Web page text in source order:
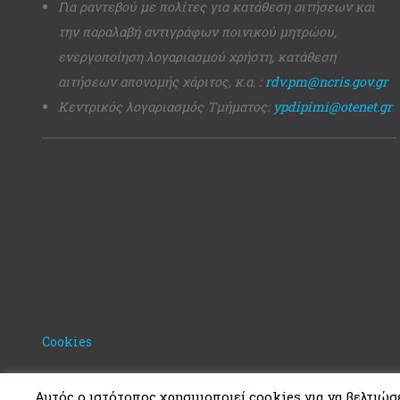
Για ραντεβού με πολίτες για κατάθεση αιτήσεων και
την παραλαβή αντιγράφων ποινικού μητρώου,
ενεργοποίηση λογαριασμού χρήστη, κατάθεση
αιτήσεων απονομής χάριτος, κ.α. :rdv.pm@ncris.gov.gr
Κεντρικός λογαριασμός Τμήματος: ypdipimi@otenet.gr
Cookies
Αυτός ο ιστότοπος χρησιμοποιεί cookies για να